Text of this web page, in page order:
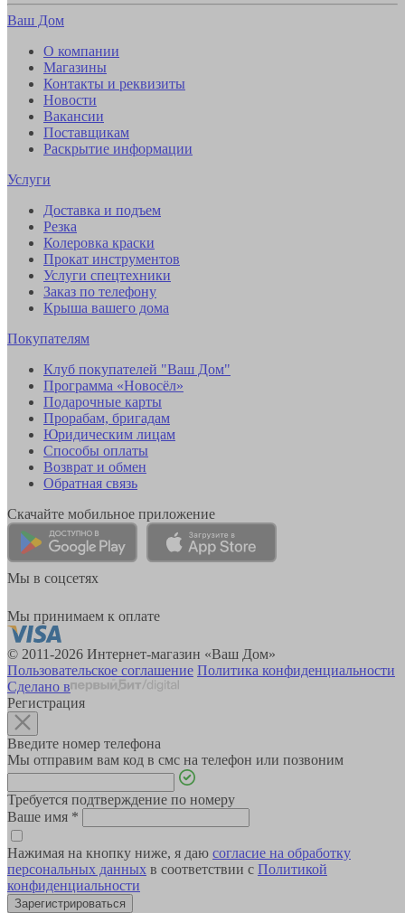
Ваш Дом
О компании
Магазины
Контакты и реквизиты
Новости
Вакансии
Поставщикам
Раскрытие информации
Услуги
Доставка и подъем
Резка
Колеровка краски
Прокат инструментов
Услуги спецтехники
Заказ по телефону
Крыша вашего дома
Покупателям
Клуб покупателей "Ваш Дом"
Программа «Новосёл»
Подарочные карты
Прорабам, бригадам
Юридическим лицам
Способы оплаты
Возврат и обмен
Обратная связь
Скачайте мобильное приложение
Мы в соцсетях
Мы принимаем к оплате
© 2011-2026 Интернет-магазин «Ваш Дом»
Пользовательское соглашение Политика конфиденциальности
Сделано в
Регистрация
Введите номер телефона
Мы отправим вам код в смс на телефон или позвоним
Требуется подтверждение по номеру
Ваше имя *
Нажимая на кнопку ниже, я даю согласие на обработку
персональных данных в соответствии с Политикой
конфиденциальности
Зарегистрироваться